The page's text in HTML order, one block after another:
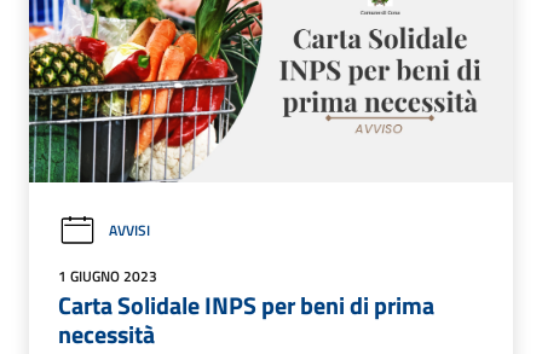
AVVISI
1 GIUGNO 2023
Carta Solidale INPS per beni di prima
necessità